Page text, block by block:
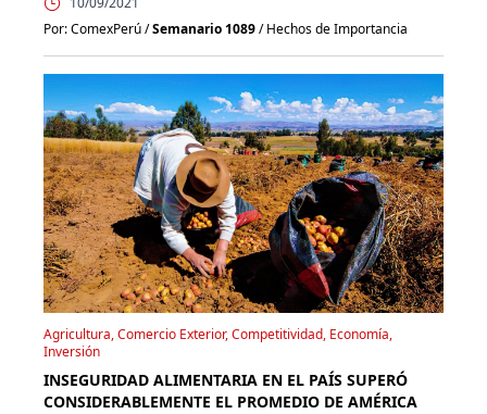
Por: ComexPerú /Semanario 1089/ Hechos de Importancia
Agricultura, Comercio Exterior, Competitividad, Economía,
Inversión
INSEGURIDAD ALIMENTARIA EN EL PAÍS SUPERÓ
CONSIDERABLEMENTE EL PROMEDIO DE AMÉRICA